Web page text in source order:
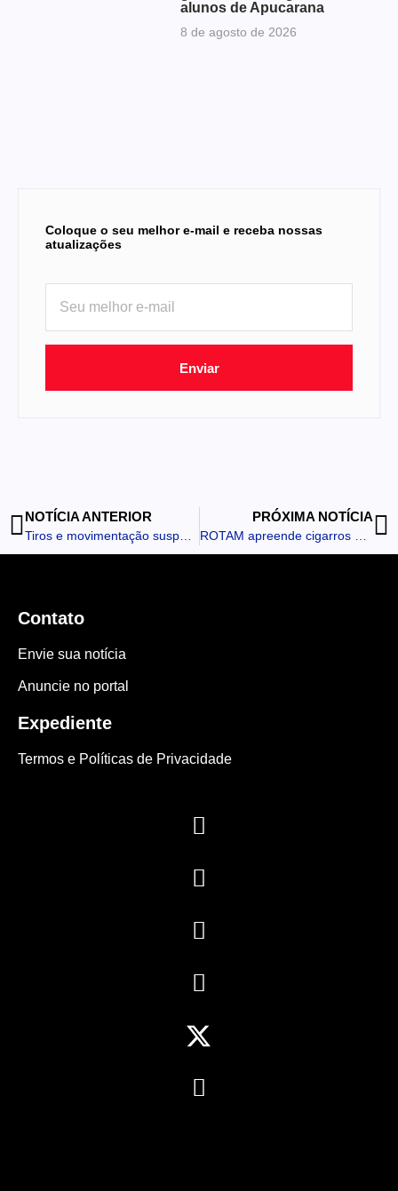
alunos de Apucarana
8 de agosto de 2026
Coloque o seu melhor e-mail e receba nossas
atualizações
Enviar
NOTÍCIA ANTERIOR
Tiros e movimentação suspeita assustam morador em propriedade rural de Rio Branco do Ivaí
PRÓXIMA NOTÍCIA
ROTAM apreende cigarros eletrônicos em tabacaria na Avenida Curitiba em Ivaiporã
Contato
Envie sua notícia
Anuncie no portal
Expediente
Termos e Políticas de Privacidade